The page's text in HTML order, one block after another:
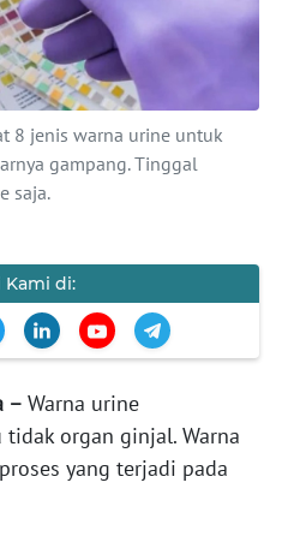
8 jenis warna urine untuk
gampang. Tinggal
saja.
Kami di:
– Warna urine
organ ginjal. Warna
yang terjadi pada